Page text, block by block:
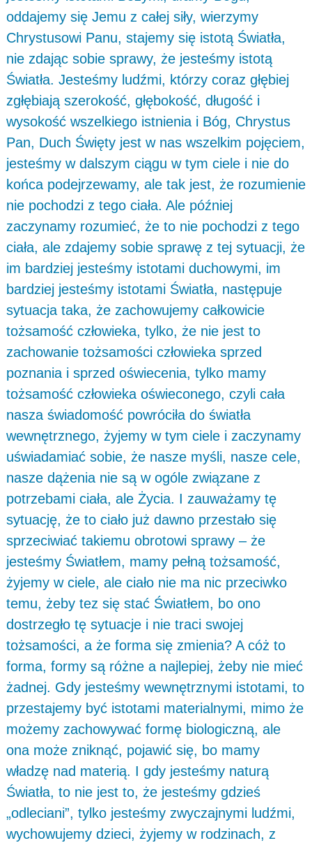
oddajemy się Jemu z całej siły, wierzymy
Chrystusowi Panu, stajemy się istotą Światła,
nie zdając sobie sprawy, że jesteśmy istotą
Światła. Jesteśmy ludźmi, którzy coraz głębiej
zgłębiają szerokość, głębokość, długość i
wysokość wszelkiego istnienia i Bóg, Chrystus
Pan, Duch Święty jest w nas wszelkim pojęciem,
jesteśmy w dalszym ciągu w tym ciele i nie do
końca podejrzewamy, ale tak jest, że rozumienie
nie pochodzi z tego ciała. Ale później
zaczynamy rozumieć, że to nie pochodzi z tego
ciała, ale zdajemy sobie sprawę z tej sytuacji, że
im bardziej jesteśmy istotami duchowymi, im
bardziej jesteśmy istotami Światła, następuje
sytuacja taka, że zachowujemy całkowicie
tożsamość człowieka, tylko, że nie jest to
zachowanie tożsamości człowieka sprzed
poznania i sprzed oświecenia, tylko mamy
tożsamość człowieka oświeconego, czyli cała
nasza świadomość powróciła do światła
wewnętrznego, żyjemy w tym ciele i zaczynamy
uświadamiać sobie, że nasze myśli, nasze cele,
nasze dążenia nie są w ogóle związane z
potrzebami ciała, ale Życia. I zauważamy tę
sytuację, że to ciało już dawno przestało się
sprzeciwiać takiemu obrotowi sprawy – że
jesteśmy Światłem, mamy pełną tożsamość,
żyjemy w ciele, ale ciało nie ma nic przeciwko
temu, żeby tez się stać Światłem, bo ono
dostrzegło tę sytuacje i nie traci swojej
tożsamości, a że forma się zmienia? A cóż to
forma, formy są różne a najlepiej, żeby nie mieć
żadnej. Gdy jesteśmy wewnętrznymi istotami, to
przestajemy być istotami materialnymi, mimo że
możemy zachowywać formę biologiczną, ale
ona może zniknąć, pojawić się, bo mamy
władzę nad materią. I gdy jesteśmy naturą
Światła, to nie jest to, że jesteśmy gdzieś
„odleciani”, tylko jesteśmy zwyczajnymi ludźmi,
wychowujemy dzieci, żyjemy w rodzinach, z